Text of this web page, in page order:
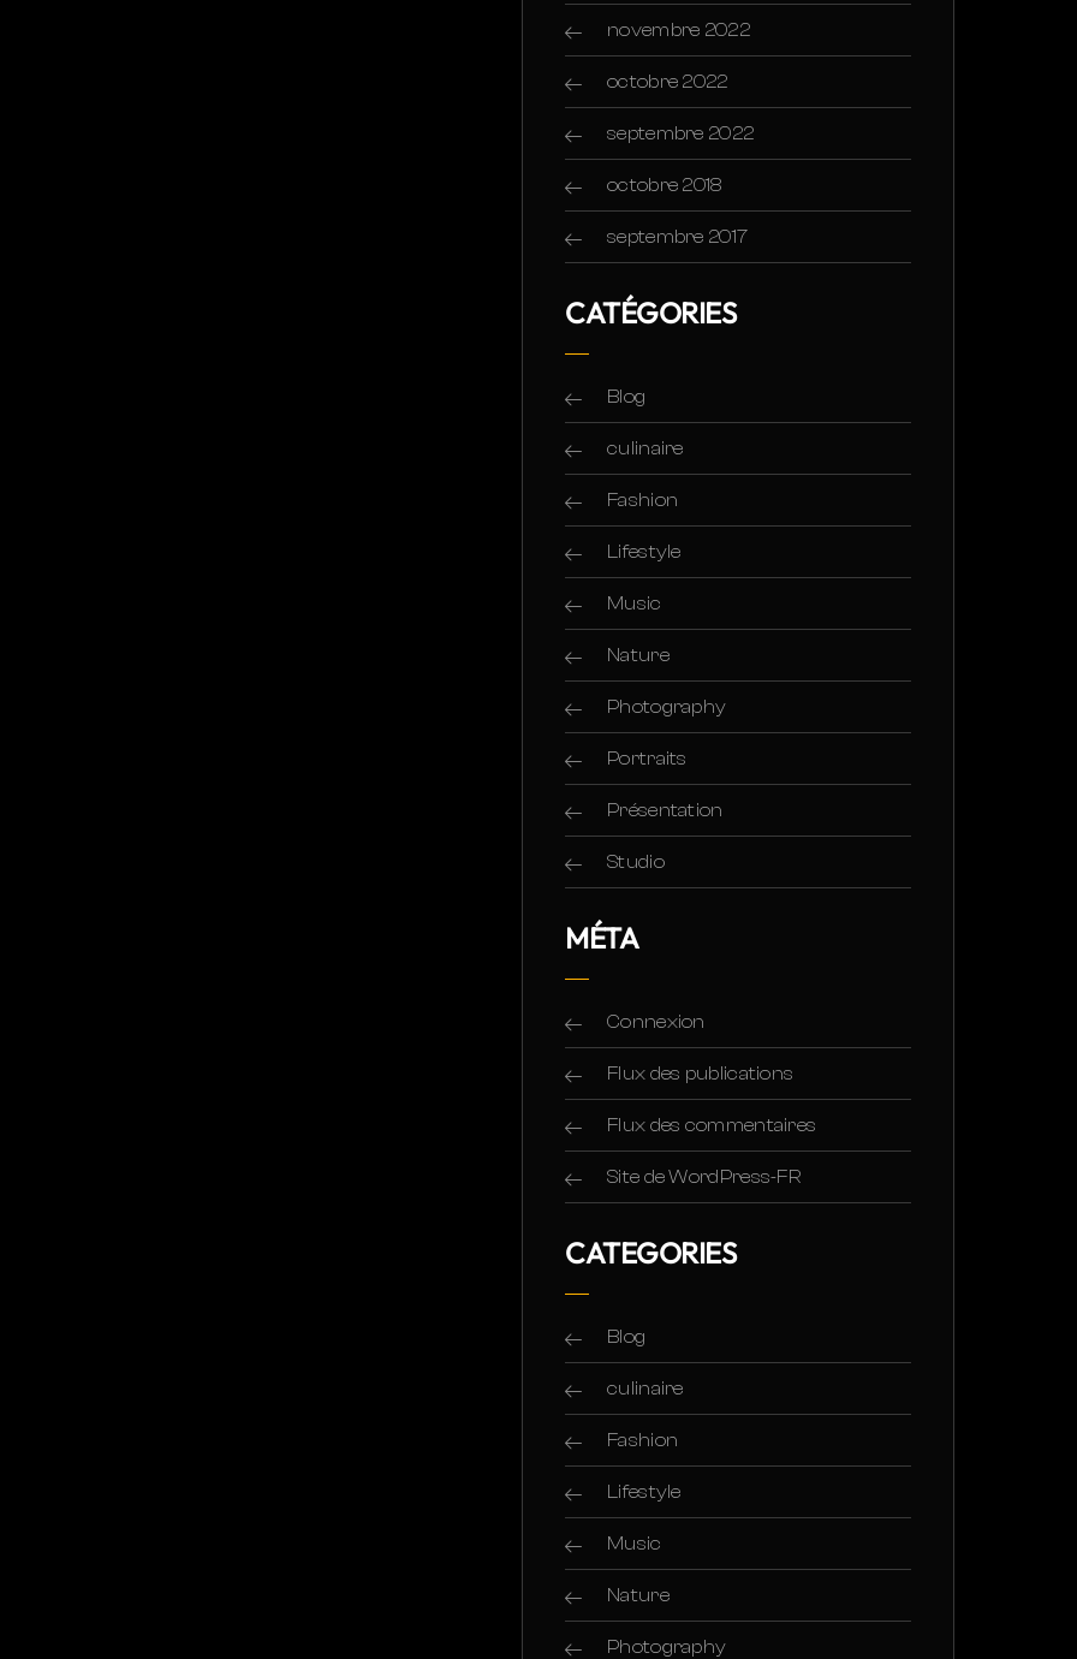
novembre 2022
octobre 2022
septembre 2022
octobre 2018
septembre 2017
CATÉGORIES
Blog
culinaire
Fashion
Lifestyle
Music
Nature
Photography
Portraits
Présentation
Studio
MÉTA
Connexion
Flux des publications
Flux des commentaires
Site de WordPress-FR
CATEGORIES
Blog
culinaire
Fashion
Lifestyle
Music
Nature
Photography